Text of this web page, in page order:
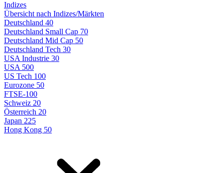
Indizes
Übersicht nach Indizes/Märkten
Deutschland 40
Deutschland Small Cap 70
Deutschland Mid Cap 50
Deutschland Tech 30
USA Industrie 30
USA 500
US Tech 100
Eurozone 50
FTSE-100
Schweiz 20
Österreich 20
Japan 225
Hong Kong 50